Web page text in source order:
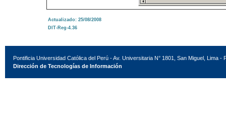
Actualizado: 25/08/2008
DIT-Reg-4.36
Pontificia Universidad Católica del Perú - Av. Universitaria N° 1801, San Miguel, Lima -
Dirección de Tecnologías de Información